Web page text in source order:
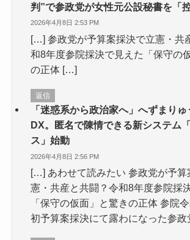
判”で参政党が女性元公設秘書を「
2026年4月8日 2:53 PM
[…] 参政党が予算案採決で立憲・共
和8年度参院採決で見えた「保守の
の正体 […]
返信
「迷惑系から政治家へ」へずまり
DX。匿名で陳情できる新システム
ス」始動
2026年4月8日 2:56 PM
[…] あわせて読みたい 参政党が予算
憲・共産と共闘？令和8年度参院採
「保守の仮面」と驚きの正体 参院
初予算案採決にて露わになった参